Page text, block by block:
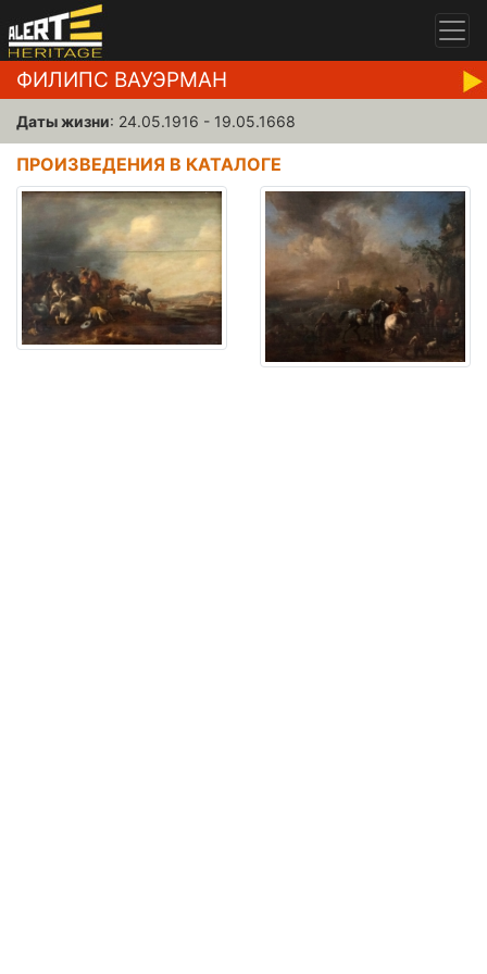
ФИЛИПС ВАУЭРМАН
Даты жизни: 24.05.1916 - 19.05.1668
ПРОИЗВЕДЕНИЯ В КАТАЛОГЕ